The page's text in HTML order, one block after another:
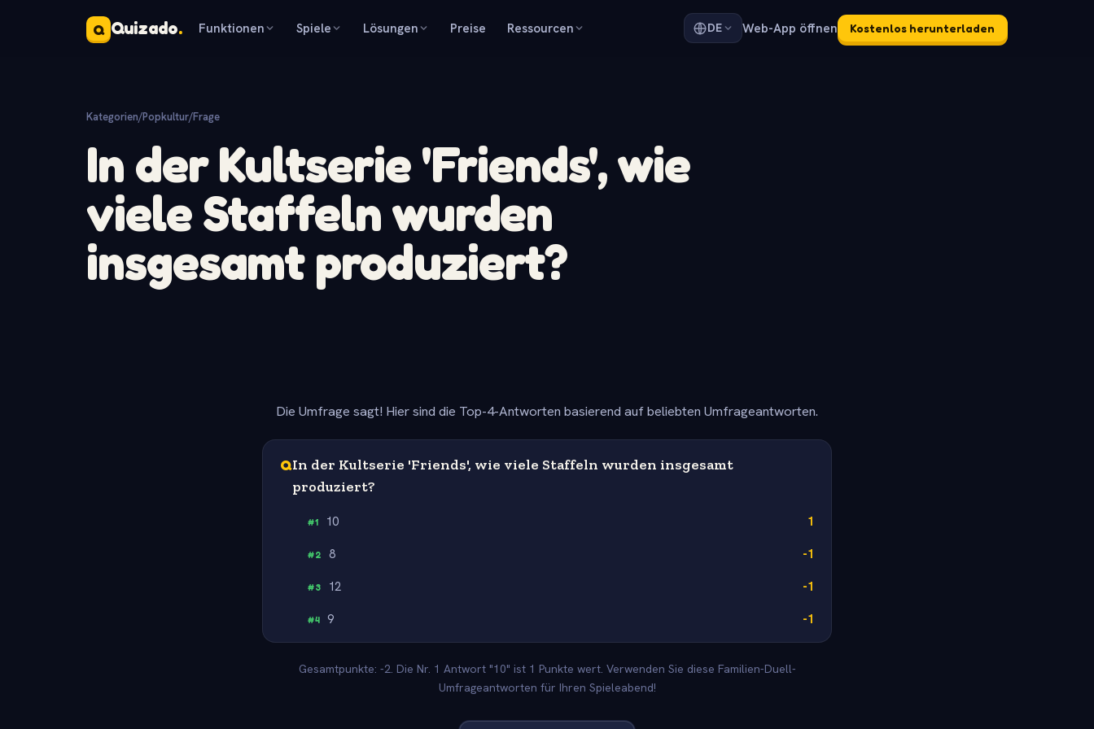
Q Quizado. Funktionen Spiele Lösungen Preise Ressourcen DE Web-App öffnen Kostenlos herunterladen
Kategorien/Popkultur/Frage
In der Kultserie 'Friends', wie
viele Staffeln wurden
insgesamt produziert?
Die Umfrage sagt! Hier sind die Top-4-Antworten basierend auf beliebten Umfrageantworten.
QIn der Kultserie 'Friends', wie viele Staffeln wurden insgesamt
produziert?
#1 10 1
#2 8 -1
#3 12 -1
#4 9 -1
Gesamtpunkte: -2. Die Nr. 1 Antwort "10" ist 1 Punkte wert. Verwenden Sie diese Familien-Duell-
Umfrageantworten für Ihren Spieleabend!